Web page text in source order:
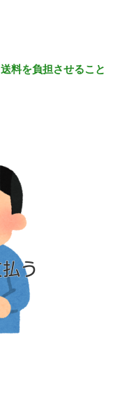
送料を負担させること